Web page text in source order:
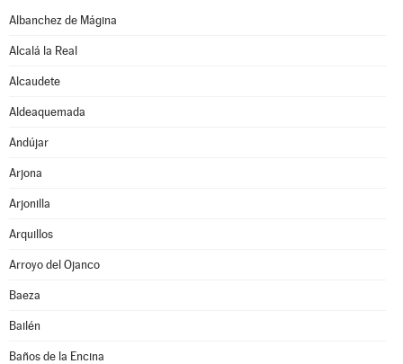
Albanchez de Mágina
Alcalá la Real
Alcaudete
Aldeaquemada
Andújar
Arjona
Arjonilla
Arquillos
Arroyo del Ojanco
Baeza
Bailén
Baños de la Encina